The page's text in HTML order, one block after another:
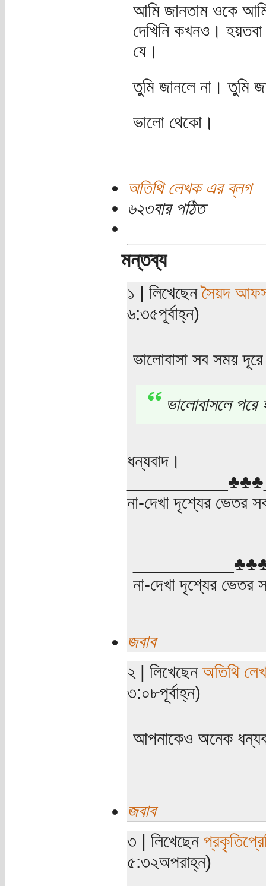
আমি জানতাম ওকে
দেখিনি কখনও।
যে।
তুমি জানলে না। তুমি
ভালো থেকো।
অতিথি লেখক এর ব্লগ
৬২৩বার পঠিত
মন্তব্য
১ | লিখেছেনসৈয়দ
৬:৩৫পূর্বাহ্ন)
ভালোবাসা সব সময়
ভালোবাসলে পরে
ধন্যবাদ।
না-দেখা দৃশ্যের ভেতর
না-দেখা দৃশ্যের ভেতর
জবাব
২ | লিখেছেন অতিথি
৩:০৮পূর্বাহ্ন)
আপনাকেও অনেক
জবাব
৩ | লিখেছেন
৫:৩২অপরাহ্ন)